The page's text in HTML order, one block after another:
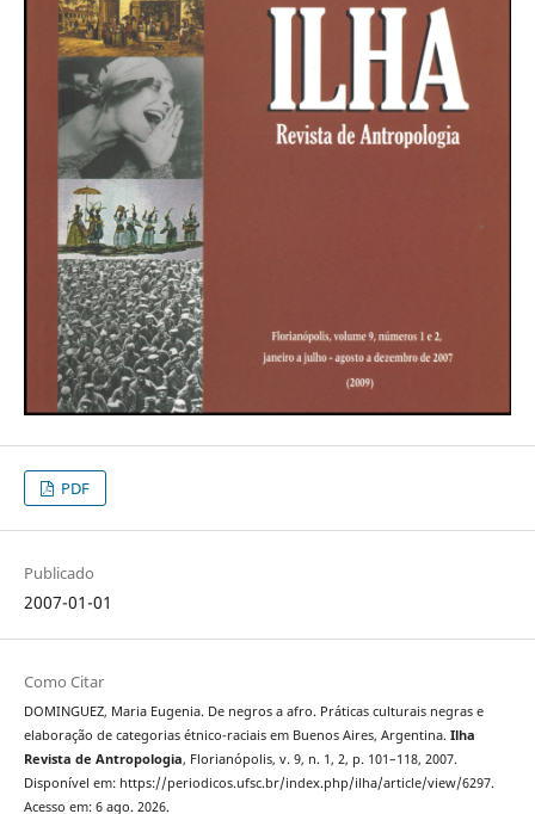
PDF
Publicado
2007-01-01
Como Citar
DOMINGUEZ, Maria Eugenia. De negros a afro. Práticas culturais negras e
elaboração de categorias étnico-raciais em Buenos Aires, Argentina. Ilha
Revista de Antropologia, Florianópolis, v. 9, n. 1, 2, p. 101–118, 2007.
Disponível em: https://periodicos.ufsc.br/index.php/ilha/article/view/6297.
Acesso em: 6 ago. 2026.